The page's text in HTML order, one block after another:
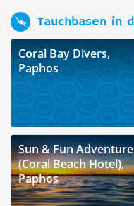
Tauchbasen in
Coral Bay Divers,
Paphos
Sun & Fun Adventure
(Coral Beach Hotel),
Paphos